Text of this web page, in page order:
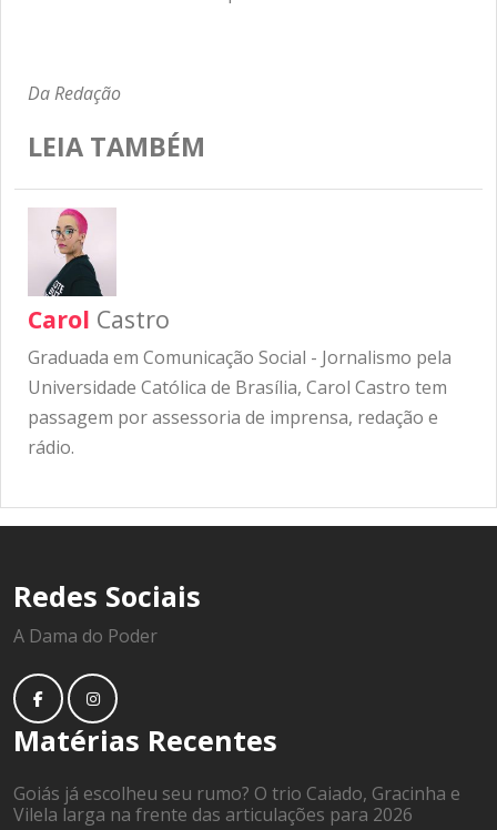
Da Redação
LEIA TAMBÉM
Carol Castro
Graduada em Comunicação Social - Jornalismo pela
Universidade Católica de Brasília, Carol Castro tem
passagem por assessoria de imprensa, redação e
rádio.
Redes Sociais
A Dama do Poder
Matérias Recentes
Goiás já escolheu seu rumo? O trio Caiado, Gracinha e
Vilela larga na frente das articulações para 2026